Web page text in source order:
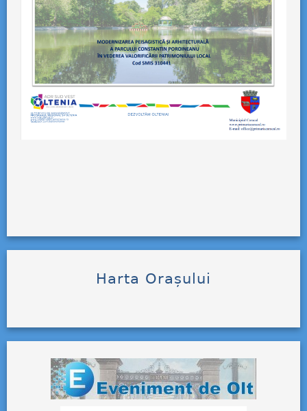
Harta Orașului